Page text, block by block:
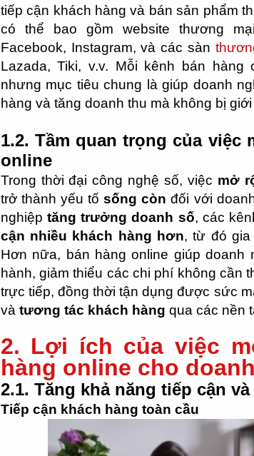
tiếp cận khách hàng và bán sản phẩm
có thể bao gồm website thương
Facebook, Instagram, và các sàn
Lazada, Tiki, v.v. Mỗi kênh bán hàng
nhưng mục tiêu chung là giúp doanh
hàng và tăng doanh thu mà không bị
1.2. Tầm quan trọng của việc
online
Trong thời đại công nghệ số, việc mở
trở thành yếu tốsống còn đối với
nghiệp tăng trưởng doanh số, các
cận nhiều khách hàng hơn, từ đó gia
Hơn nữa, bán hàng online giúp doanh
hành, giảm thiểu các chi phí không cần
trực tiếp, đồng thời tận dụng được sức
và tương tác khách hàng qua các nền
2. Lợi ích của việc
hàng online cho
2.1. Tăng khả năng tiếp cận
Tiếp cận khách hàng toàn cầu